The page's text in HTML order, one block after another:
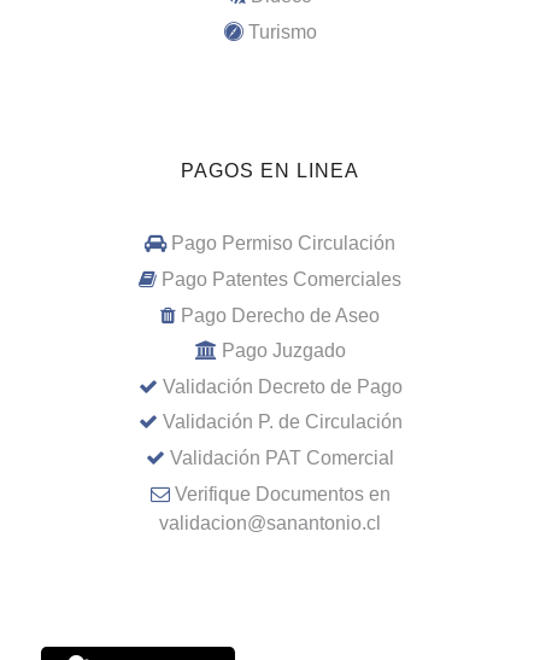
Turismo
PAGOS EN LINEA
Pago Permiso Circulación
Pago Patentes Comerciales
Pago Derecho de Aseo
Pago Juzgado
Validación Decreto de Pago
Validación P. de Circulación
Validación PAT Comercial
Verifique Documentos en
validacion@sanantonio.cl